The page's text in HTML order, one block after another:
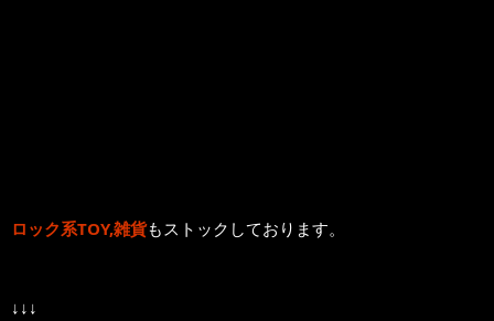
ロック系TOY,雑貨もストックしております。
↓↓↓